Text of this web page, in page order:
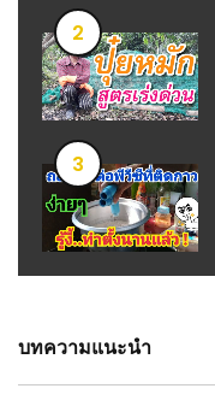
2
3
บทความแนะนำ